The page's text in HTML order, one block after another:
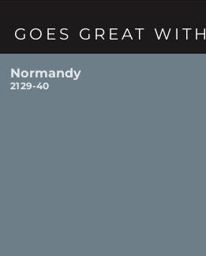
GOES GREAT WITH
Normandy
2129-40